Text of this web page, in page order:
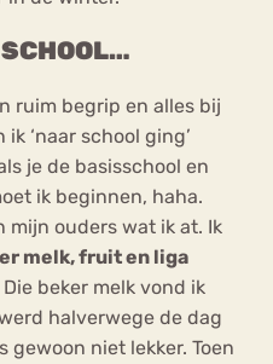
ruim begrip en alles bij
‘naar school ging’
je de basisschool en
ik beginnen, haha.
mijn ouders wat ik at. Ik
melk, fruit en liga
beker melk vond ik
halverwege de dag
niet lekker. Toen